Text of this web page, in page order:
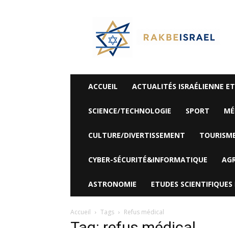
Rak
Be
Israel-
Alyaexpress-
News
ACCUEIL ACTUALITÉS ISRAÉLIENNE
SCIENCE/TECHNOLOGIE SPORT
CULTURE/DIVERTISSEMENT
CYBER-SÉCURITÉ&INFORMATIQUE
ASTRONOMIE ETUDES
Accueil Tags Refus médical